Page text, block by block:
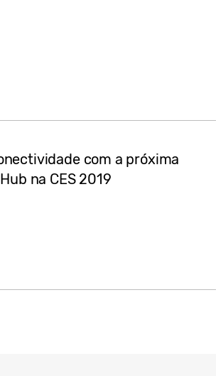
com a próxima
na CES 2019